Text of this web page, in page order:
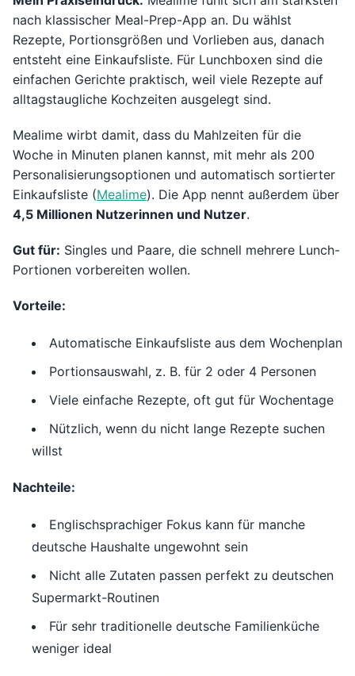
nach klassischer Meal-Prep-App an. Du wählst
Rezepte, Portionsgrößen und Vorlieben aus, danach
entsteht eine Einkaufsliste. Für Lunchboxen sind die
einfachen Gerichte praktisch, weil viele Rezepte auf
alltagstaugliche Kochzeiten ausgelegt sind.
Mealime wirbt damit, dass du Mahlzeiten für die
Woche in Minuten planen kannst, mit mehr als 200
Personalisierungsoptionen und automatisch sortierter
Einkaufsliste (Mealime). Die App nennt außerdem über
4,5 Millionen Nutzerinnen und Nutzer.
Gut für: Singles und Paare, die schnell mehrere Lunch-
Portionen vorbereiten wollen.
Vorteile:
Automatische Einkaufsliste aus dem Wochenplan
Portionsauswahl, z. B. für 2 oder 4 Personen
Viele einfache Rezepte, oft gut für Wochentage
Nützlich, wenn du nicht lange Rezepte suchen
willst
Nachteile:
Englischsprachiger Fokus kann für manche
deutsche Haushalte ungewohnt sein
Nicht alle Zutaten passen perfekt zu deutschen
Supermarkt-Routinen
Für sehr traditionelle deutsche Familienküche
weniger ideal